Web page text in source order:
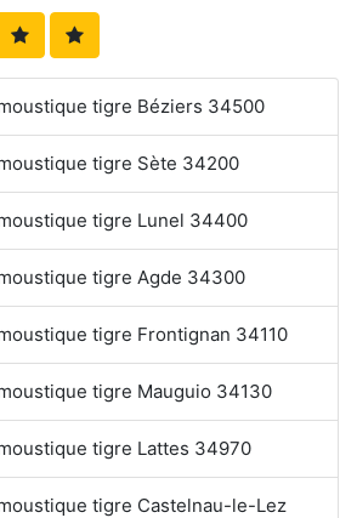
tigre Béziers 34500
tigre Sète 34200
tigre Lunel 34400
tigre Agde 34300
tigre Frontignan 34110
tigre Mauguio 34130
tigre Lattes 34970
tigre Castelnau-le-Lez